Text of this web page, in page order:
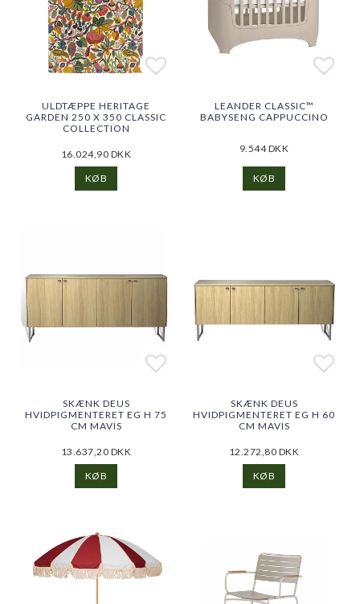
Add to list of favorites
Add to list of favorites
ULDTÆPPE HERITAGE
GARDEN 250 X 350 CLASSIC
COLLECTION
16.024,90 DKK
KØB
LEANDER CLASSIC™
BABYSENG CAPPUCCINO
9.544 DKK
KØB
Add to list of favorites
Add to list of favorites
SKÆNK DEUS
HVIDPIGMENTERET EG H 75
CM MAVIS
13.637,20 DKK
KØB
SKÆNK DEUS
HVIDPIGMENTERET EG H 60
CM MAVIS
12.272,80 DKK
KØB